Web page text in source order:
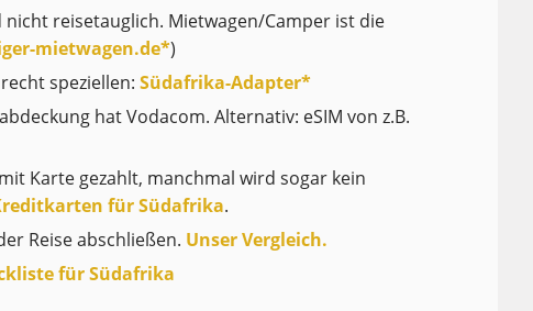
nicht reisetauglich. Mietwagen/Camper ist die
mietwagen.de*)
speziellen: Südafrika-Adapter*
hat Vodacom. Alternativ: eSIM von z.B.
Karte gezahlt, manchmal wird sogar kein
für Südafrika.
Reise abschließen. Unser Vergleich.
für Südafrika